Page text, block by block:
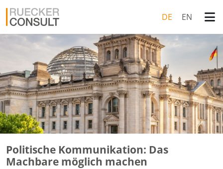
DE EN
Politische Kommunikation: Das
Machbare möglich machen